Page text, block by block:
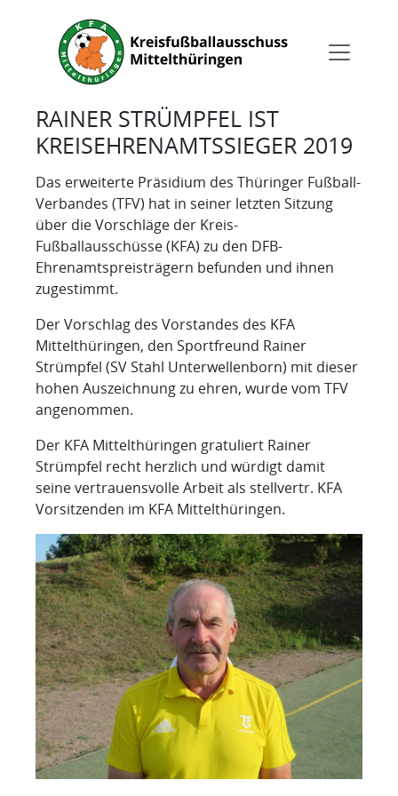
RAINER STRÜMPFEL IST
KREISEHRENAMTSSIEGER 2019
Das erweiterte Präsidium des Thüringer Fußball-
Verbandes (TFV) hat in seiner letzten Sitzung
über die Vorschläge der Kreis-
Fußballausschüsse (KFA) zu den DFB-
Ehrenamtspreisträgern befunden und ihnen
zugestimmt.
Der Vorschlag des Vorstandes des KFA
Mittelthüringen, den Sportfreund Rainer
Strümpfel (SV Stahl Unterwellenborn) mit dieser
hohen Auszeichnung zu ehren, wurde vom TFV
angenommen.
Der KFA Mittelthüringen gratuliert Rainer
Strümpfel recht herzlich und würdigt damit
seine vertrauensvolle Arbeit als stellvertr. KFA
Vorsitzenden im KFA Mittelthüringen.